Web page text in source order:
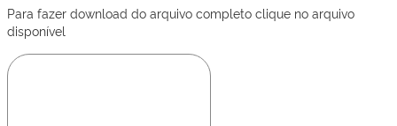
Para fazer download do arquivo completo clique no arquivo
disponível